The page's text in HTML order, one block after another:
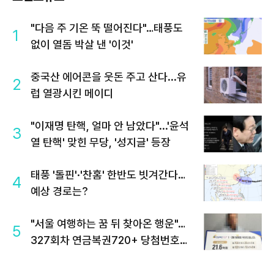
1
"다음 주 기온 뚝 떨어진다"…태풍도
없이 열돔 박살 낸 '이것'
2
중국산 에어콘을 웃돈 주고 산다...유
럽 열광시킨 메이디
3
"이재명 탄핵, 얼마 안 남았다"...'윤석
열 탄핵' 맞힌 무당, '성지글' 등장
4
태풍 '돌핀'·'찬홈' 한반도 빗겨간다…
예상 경로는?
5
"서울 여행하는 꿈 뒤 찾아온 행운"…
327회차 연금복권720+ 당첨번호조